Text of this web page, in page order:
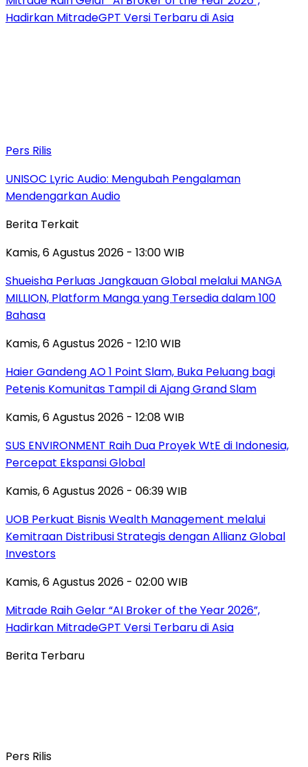
Hadirkan MitradeGPT Versi Terbaru di Asia
Pers Rilis
UNISOC Lyric Audio: Mengubah Pengalaman
Mendengarkan Audio
Berita Terkait
Kamis, 6 Agustus 2026 - 13:00 WIB
Shueisha Perluas Jangkauan Global melalui MANGA
MILLION, Platform Manga yang Tersedia dalam 100
Bahasa
Kamis, 6 Agustus 2026 - 12:10 WIB
Haier Gandeng AO 1 Point Slam, Buka Peluang bagi
Petenis Komunitas Tampil di Ajang Grand Slam
Kamis, 6 Agustus 2026 - 12:08 WIB
SUS ENVIRONMENT Raih Dua Proyek WtE di Indonesia,
Percepat Ekspansi Global
Kamis, 6 Agustus 2026 - 06:39 WIB
UOB Perkuat Bisnis Wealth Management melalui
Kemitraan Distribusi Strategis dengan Allianz Global
Investors
Kamis, 6 Agustus 2026 - 02:00 WIB
Mitrade Raih Gelar “AI Broker of the Year 2026”,
Hadirkan MitradeGPT Versi Terbaru di Asia
Berita Terbaru
Pers Rilis